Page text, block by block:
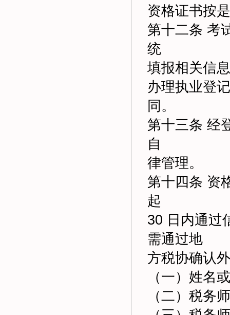
资格证书按
第十二条 考
统
填报相关信
办理执业登
同。
第十三条 经
自
律管理。
第十四条 资
起
30 日内通过
需通过地
方税协确认
（一）姓名
（二）税务